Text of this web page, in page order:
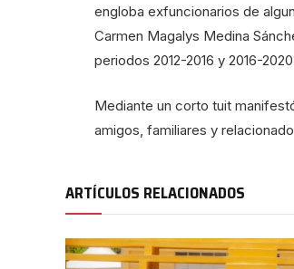
engloba exfuncionarios de
Carmen Magalys Medina
periodos 2012-2016 y 2016-
Mediante un corto tuit
amigos, familiares y
ARTÍCULOS RELACIONADOS